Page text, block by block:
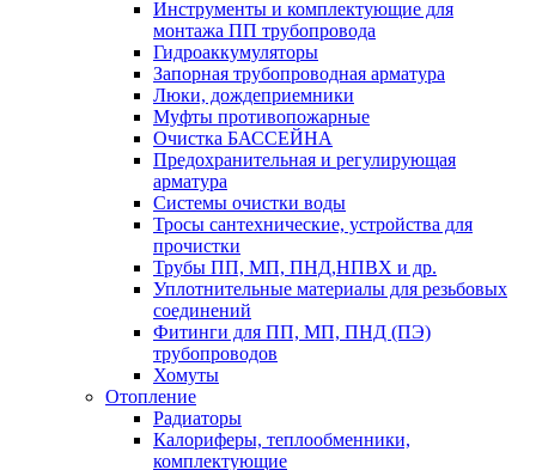
Инструменты и комплектующие для
монтажа ПП трубопровода
Гидроаккумуляторы
Запорная трубопроводная арматура
Люки, дождеприемники
Муфты противопожарные
Очистка БАССЕЙНА
Предохранительная и регулирующая
арматура
Системы очистки воды
Тросы сантехнические, устройства для
прочистки
Трубы ПП, МП, ПНД,НПВХ и др.
Уплотнительные материалы для резьбовых
соединений
Фитинги для ПП, МП, ПНД (ПЭ)
трубопроводов
Хомуты
Отопление
Радиаторы
Калориферы, теплообменники,
комплектующие